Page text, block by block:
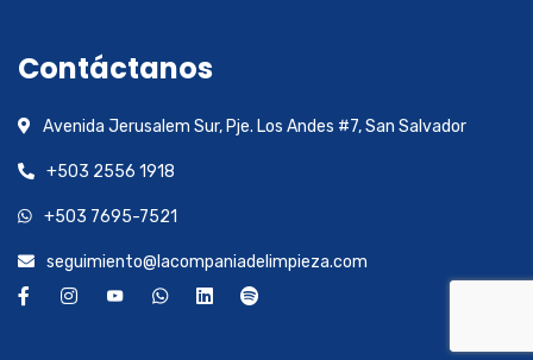
Contáctanos
Avenida Jerusalem Sur, Pje. Los Andes #7, San Salvador
+503 2556 1918
+503 7695-7521
seguimiento@lacompaniadelimpieza.com